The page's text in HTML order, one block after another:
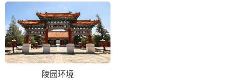
陵园环境